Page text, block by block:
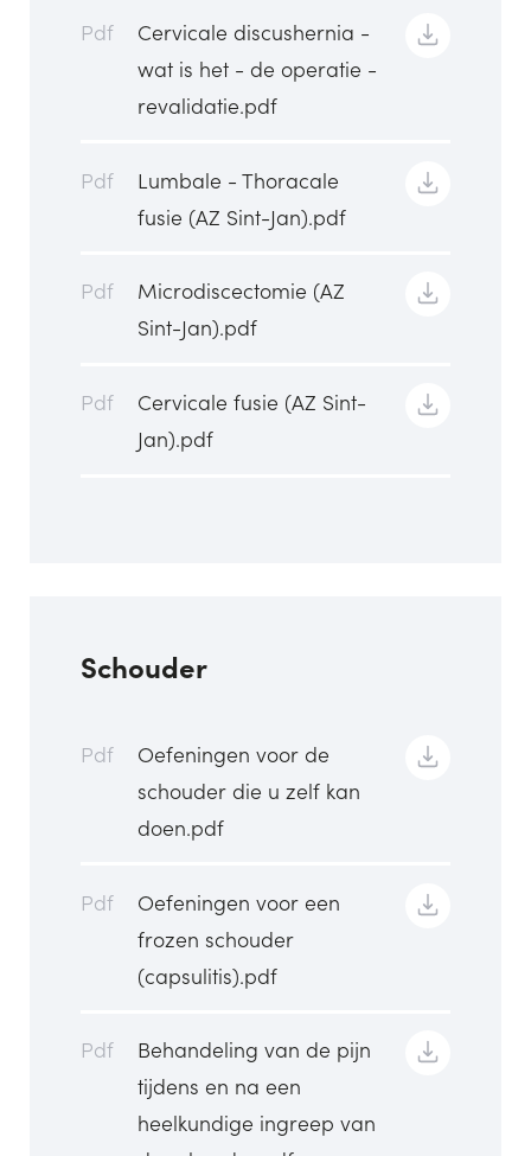
Pdf
Cervicale discushernia -
wat is het - de operatie -
revalidatie.pdf
Pdf
Lumbale - Thoracale
fusie (AZ Sint-Jan).pdf
Pdf
Microdiscectomie (AZ
Sint-Jan).pdf
Pdf
Cervicale fusie (AZ Sint-
Jan).pdf
Schouder
Pdf
Oefeningen voor de
schouder die u zelf kan
doen.pdf
Pdf
Oefeningen voor een
frozen schouder
(capsulitis).pdf
Pdf
Behandeling van de pijn
tijdens en na een
heelkundige ingreep van